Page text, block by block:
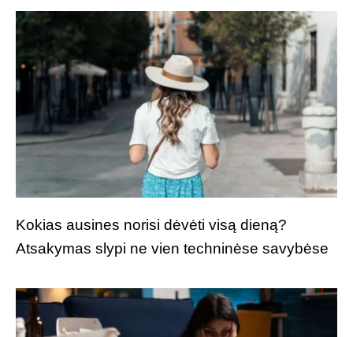
Kokias ausines norisi dėvėti visą dieną?
Atsakymas slypi ne vien techninėse savybėse